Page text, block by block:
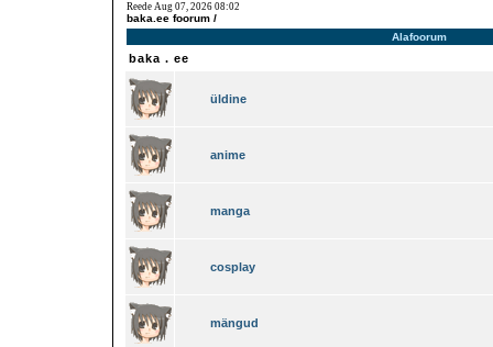
Reede Aug 07, 2026 08:02
baka.ee foorum /
Alafoorum
baka . ee
üldine
anime
manga
cosplay
mängud